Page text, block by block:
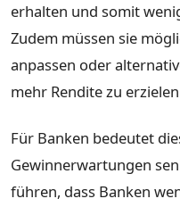
erhalten und somit
Zudem müssen sie
anpassen oder
mehr Rendite zu
Für Banken bedeutet
Gewinnerwartungen
führen, dass Banken